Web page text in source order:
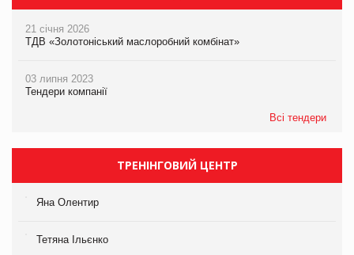
21 січня 2026
ТДВ «Золотоніський маслоробний комбінат»
03 липня 2023
Тендери компанії
Всі тендери
ТРЕНІНГОВИЙ ЦЕНТР
Яна Олентир
Тетяна Ільєнко